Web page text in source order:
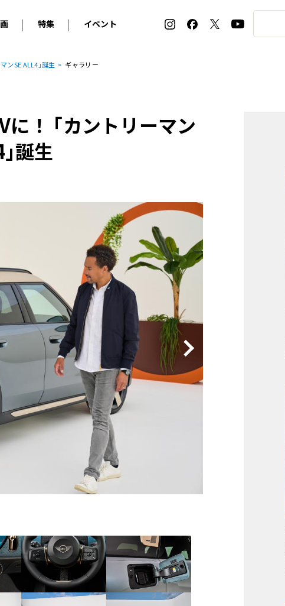
BMW
ルノー
アバルト
フィアット
ーニ
ロールス・ロイス
キャデラック
シボレー
ヒョンデ
トヨタ
日産
スバル
マツダ
ダイハツ
スズキ
ジナル動画
特集
2026 サマータイヤ＆ホイール バイヤーズガイド
ホイールカタログ
タイヤ特集
イベント
ル・ボラン カーズ・ミート2026横浜
EV:LIFE KOBE 2025
ル・ボラン カーズ・ミート2025横浜
ンSE ALL4｣誕生 ギャラリー
に！ ｢カントリーマン
誕生